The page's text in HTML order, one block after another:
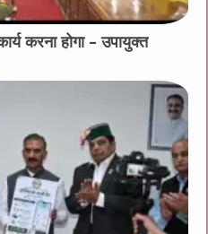
करना होगा – उपायुक्त